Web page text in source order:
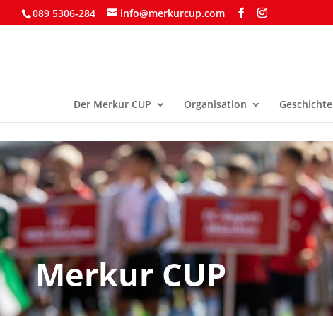
089 5306-284 info@merkurcup.com
Der Merkur CUP Organisation Geschichte
Merkur CUP